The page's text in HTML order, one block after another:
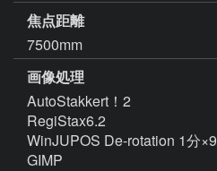
焦点距離
7500mm
画像処理
AutoStakkert！2
RegiStax6.2
WinJUPOS De-rotation 1分×9
GIMP